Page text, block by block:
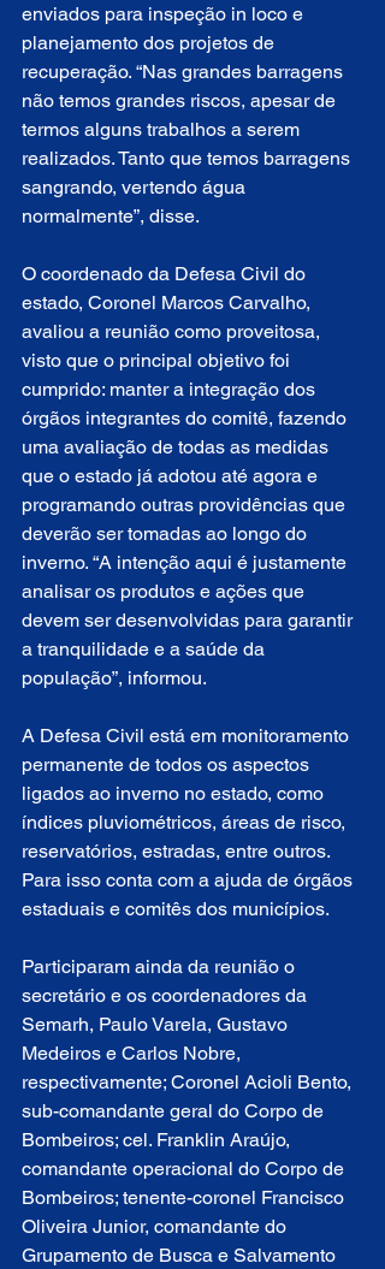
enviados para inspeção in loco e
planejamento dos projetos de
recuperação. “Nas grandes barragens
não temos grandes riscos, apesar de
termos alguns trabalhos a serem
realizados. Tanto que temos barragens
sangrando, vertendo água
normalmente”, disse.
O coordenado da Defesa Civil do
estado, Coronel Marcos Carvalho,
avaliou a reunião como proveitosa,
visto que o principal objetivo foi
cumprido: manter a integração dos
órgãos integrantes do comitê, fazendo
uma avaliação de todas as medidas
que o estado já adotou até agora e
programando outras providências que
deverão ser tomadas ao longo do
inverno. “A intenção aqui é justamente
analisar os produtos e ações que
devem ser desenvolvidas para garantir
a tranquilidade e a saúde da
população”, informou.
A Defesa Civil está em monitoramento
permanente de todos os aspectos
ligados ao inverno no estado, como
índices pluviométricos, áreas de risco,
reservatórios, estradas, entre outros.
Para isso conta com a ajuda de órgãos
estaduais e comitês dos municípios.
Participaram ainda da reunião o
secretário e os coordenadores da
Semarh, Paulo Varela, Gustavo
Medeiros e Carlos Nobre,
respectivamente; Coronel Acioli Bento,
sub-comandante geral do Corpo de
Bombeiros; cel. Franklin Araújo,
comandante operacional do Corpo de
Bombeiros; tenente-coronel Francisco
Oliveira Junior, comandante do
Grupamento de Busca e Salvamento